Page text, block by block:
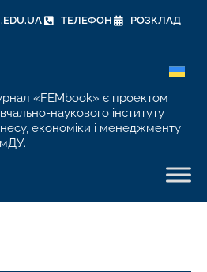
ТЕЛЕФОН
РОЗКЛАД
«FEMbook» є проектом
наукового інституту
економіки і менеджменту